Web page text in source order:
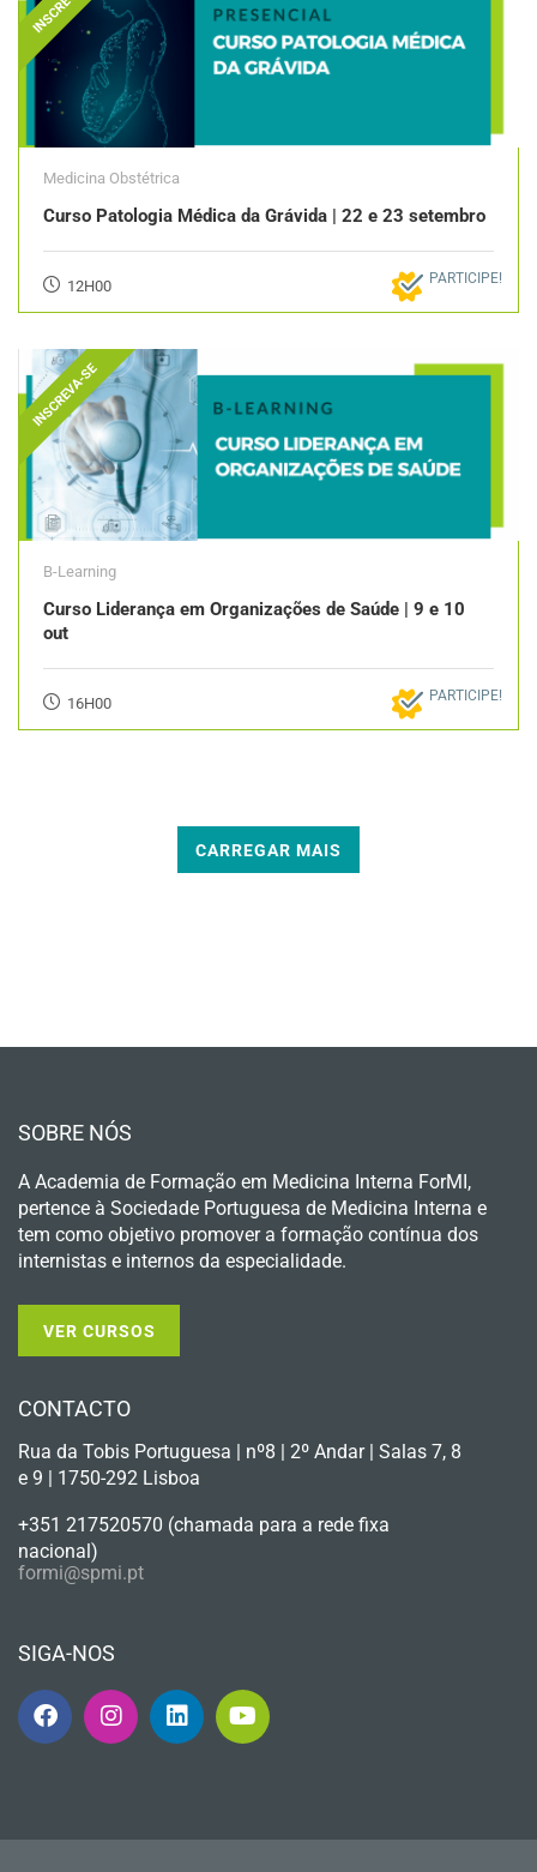
Medicina Obstétrica
Curso Patologia Médica da Grávida | 22 e 23 setembro
12H00 PARTICIPE!
INSCREVA-SE
B-Learning
Curso Liderança em Organizações de Saúde | 9 e 10
out
16H00 PARTICIPE!
CARREGAR MAIS
SOBRE NÓS
A Academia de Formação em Medicina Interna ForMI,
pertence à Sociedade Portuguesa de Medicina Interna e
tem como objetivo promover a formação contínua dos
internistas e internos da especialidade.
VER CURSOS
CONTACTO
Rua da Tobis Portuguesa | nº8 | 2º Andar | Salas 7, 8
e 9 | 1750-292 Lisboa
+351 217520570 (chamada para a rede fixa
nacional)
formi@spmi.pt
SIGA-NOS